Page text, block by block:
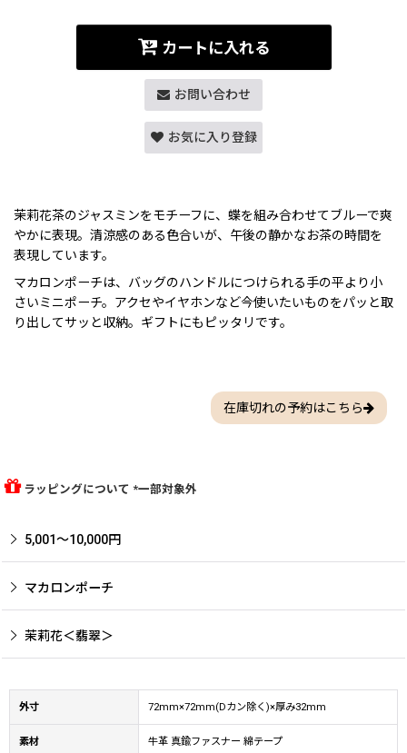
カートに入れる
お問い合わせ
お気に入り登録
茉莉花茶のジャスミンをモチーフに、蝶を組み合わせてブルーで爽
やかに表現。清涼感のある色合いが、午後の静かなお茶の時間を
表現しています。
マカロンポーチは、バッグのハンドルにつけられる手の平より小
さいミニポーチ。アクセやイヤホンなど今使いたいものをパッと取
り出してサッと収納。ギフトにもピッタリです。
在庫切れの予約はこちら
ラッピングについて *一部対象外
5,001〜10,000円
マカロンポーチ
茉莉花＜翡翠＞
外寸 72mm×72mm(Dカン除く)×厚み32mm
素材 牛革 真鍮ファスナー 綿テープ